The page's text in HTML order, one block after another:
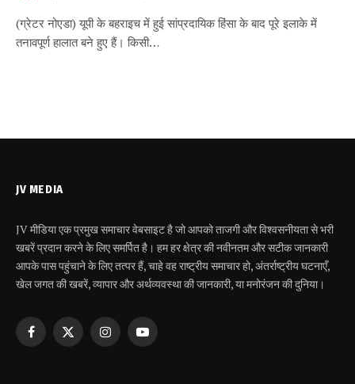
(ग्रेटर नोएडा) यूपी के बहराइच में हुई सांप्रदायिक हिंसा के बाद पूरे इलाके में
तनावपूर्ण हालात बने हुए हैं। किसी…
JV MEDIA
JV मीडिया एक प्रमुख समाचार वेबसाइट है जो आपको ताजगी और विश्वसनीयता से भरी
खबरें प्रदान करने के लिए समर्पित है। हम हर क्षेत्र की नवीनतम और सटीक जानकारी
आपके पास पहुंचाने के लिए तत्पर हैं, चाहे वह राष्ट्रीय समाचार हो, अंतर्राष्ट्रीय घटनाएँ,
खेल जगत की खबरें, व्यापार और अर्थव्यवस्था की जानकारी, या मनोरंजन की दुनिया।
Facebook
X
InstagramYouTube